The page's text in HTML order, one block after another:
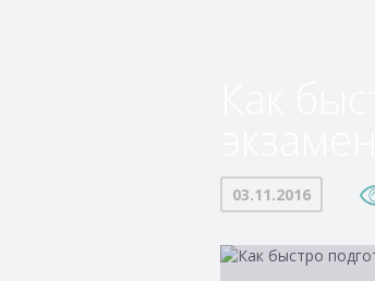
03.11.2016